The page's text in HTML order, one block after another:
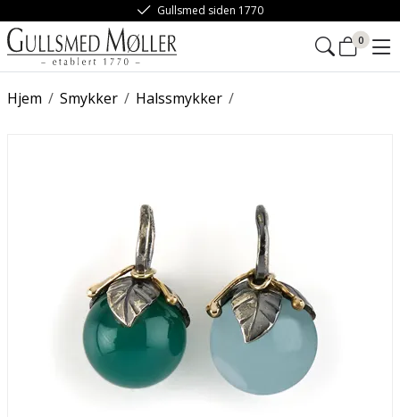
Gullsmed siden 1770
0
/
Hjem /
Smykker /
Halssmykker